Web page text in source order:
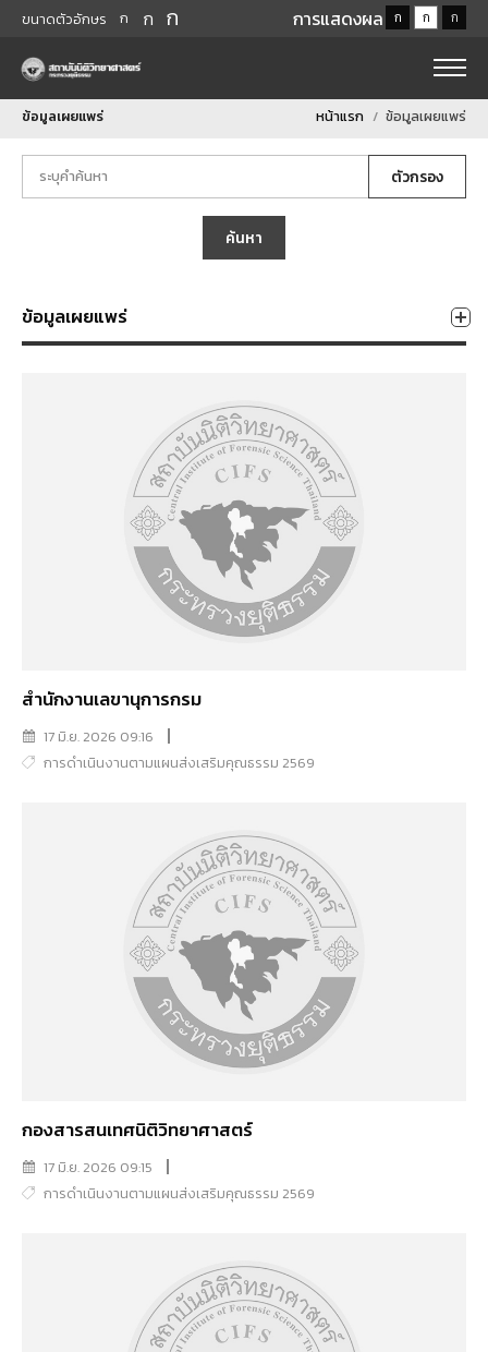
ขนาดตัวอักษร ก ก ก การแสดงผล ก ก ก
ข้อมูลเผยแพร่ หน้าแรก ข้อมูลเผยแพร่
ตัวกรอง
ค้นหา
ข้อมูลเผยแพร่
สำนักงานเลขานุการกรม
17 มิ.ย. 2026 09:16
การดำเนินงานตามแผนส่งเสริมคุณธรรม 2569
กองสารสนเทศนิติวิทยาศาสตร์
17 มิ.ย. 2026 09:15
การดำเนินงานตามแผนส่งเสริมคุณธรรม 2569